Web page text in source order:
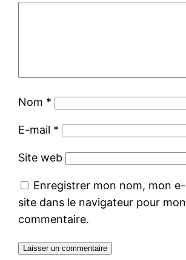
Nom *
E-mail *
Site web
Enregistrer mon nom, mon
site dans le navigateur pour
commentaire.